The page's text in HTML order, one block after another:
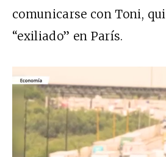
comunicarse con Toni,
“exiliado” en París.